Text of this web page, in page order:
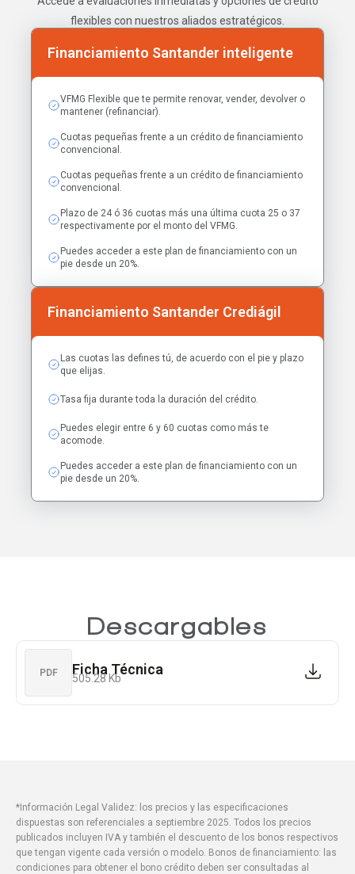
flexibles con nuestros aliados estratégicos.
Financiamiento Santander inteligente
VFMG Flexible que te permite renovar, vender, devolver o
mantener (refinanciar).
Cuotas pequeñas frente a un crédito de financiamiento
convencional.
Cuotas pequeñas frente a un crédito de financiamiento
convencional.
Plazo de 24 ó 36 cuotas más una última cuota 25 o 37
respectivamente por el monto del VFMG.
Puedes acceder a este plan de financiamiento con un
pie desde un 20%.
Financiamiento Santander Crediágil
Las cuotas las defines tú, de acuerdo con el pie y plazo
que elijas.
Tasa fija durante toda la duración del crédito.
Puedes elegir entre 6 y 60 cuotas como más te
acomode.
Puedes acceder a este plan de financiamiento con un
pie desde un 20%.
Descargables
PDF Ficha Técnica
505.28 Kb
*Información Legal Validez: los precios y las especificaciones
dispuestas son referenciales a septiembre 2025. Todos los precios
publicados incluyen IVA y también el descuento de los bonos respectivos
que tengan vigente cada versión o modelo. Bonos de financiamiento: las
condiciones para obtener el bono crédito deben ser consultadas al